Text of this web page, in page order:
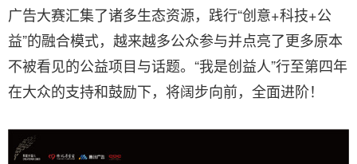
广告大赛汇集了诸多生态资源，践行“创意+科技+公
益”的融合模式，越来越多公众参与并点亮了更多原本
不被看见的公益项目与话题。“我是创益人”行至第四年
在大众的支持和鼓励下，将阔步向前，全面进阶！